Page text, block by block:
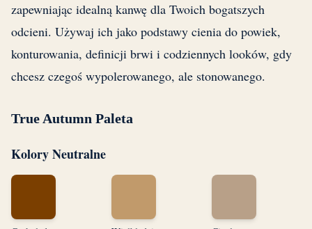
zapewniając idealną kanwę dla Twoich bogatszych
odcieni. Używaj ich jako podstawy cienia do powiek,
konturowania, definicji brwi i codziennych looków, gdy
chcesz czegoś wypolerowanego, ale stonowanego.
True Autumn Paleta
Kolory Neutralne